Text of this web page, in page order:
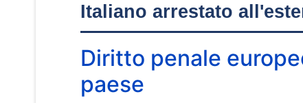
Italiano arrestato
Diritto penale
paese